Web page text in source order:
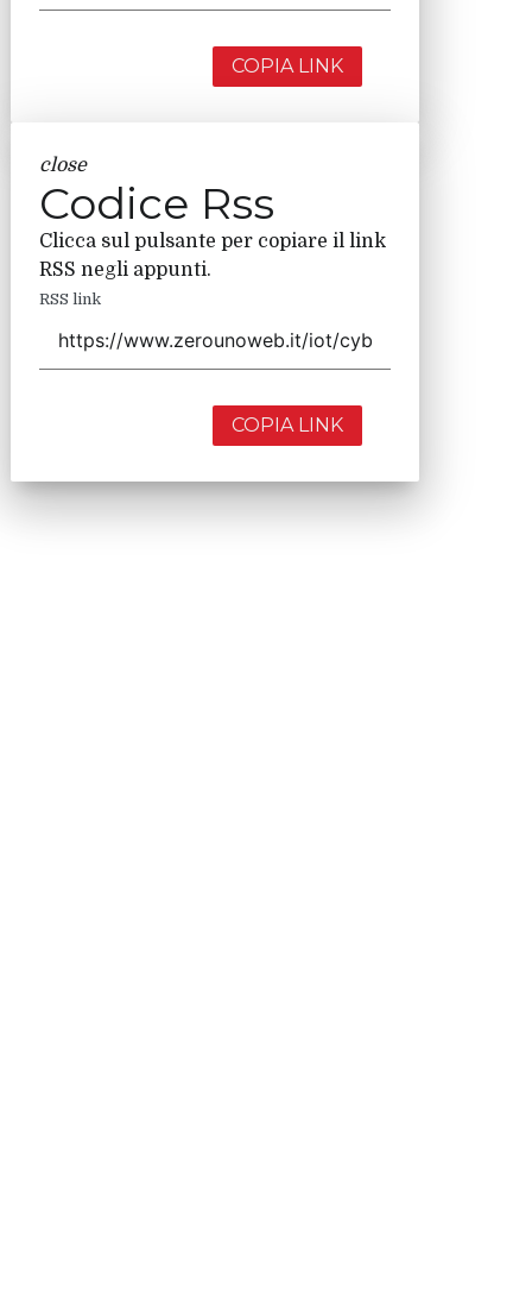
COPIA LINK
close
Codice Rss
Clicca sul pulsante per copiare il link
RSS negli appunti.
RSS link
COPIA LINK